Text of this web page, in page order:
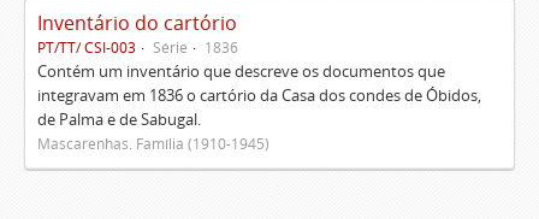
Inventário do cartório
PT/TT/ CSI-003 Série 1836
Contém um inventário que descreve os documentos que
integravam em 1836 o cartório da Casa dos condes de Óbidos,
de Palma e de Sabugal.
Mascarenhas. Família (1910-1945)